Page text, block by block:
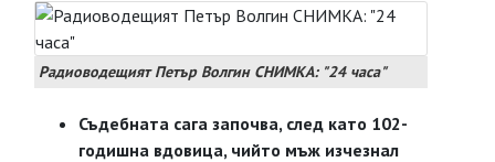
Радиоводещият Петър Волгин СНИМКА: "24 часа"
Съдебната сага започва, след като 102-
годишна вдовица, чийто мъж изчезнал